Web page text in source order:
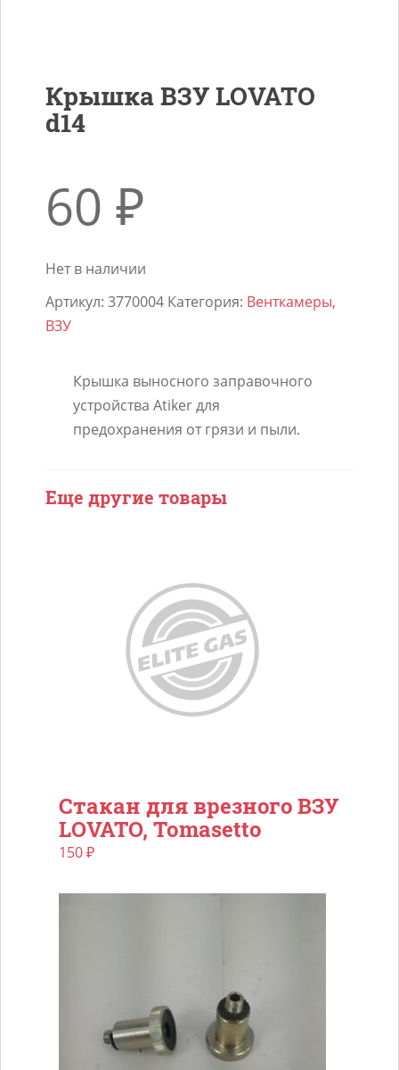
Крышка ВЗУ LOVATO
d14
60 ₽
Нет в наличии
Артикул: 3770004 Категория: Венткамеры,
ВЗУ
Крышка выносного заправочного
устройства Atiker для
предохранения от грязи и пыли.
Еще другие товары
Стакан для врезного ВЗУ
LOVATO, Tomasetto
150₽